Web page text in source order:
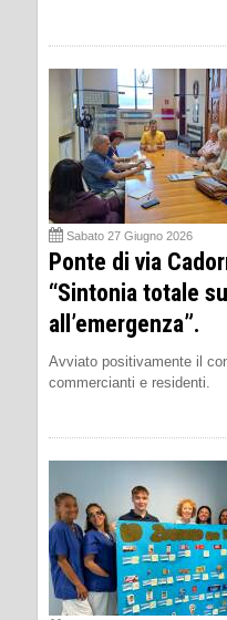
Sabato 27 Giugno 2026
Ponte di via
“Sintonia totale
all’emergenza”.
Avviato positivamente il
commercianti e residenti.